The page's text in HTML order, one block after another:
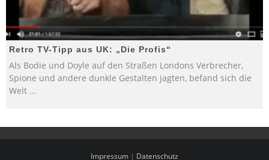
Retro TV-Tipp aus UK: „Die Profis“
Als Bodie und Doyle auf den Straßen Londons Verbrecher,
Spione und andere dunkle Gestalten jagten, befand sich die
Welt ...
Impressum | Datenschutz